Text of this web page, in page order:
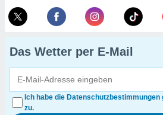
Das Wetter per E-Mail
Ich habe die
zu.